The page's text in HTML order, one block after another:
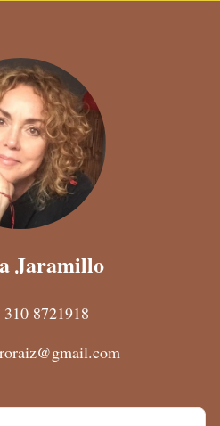
Jaramillo
8721918